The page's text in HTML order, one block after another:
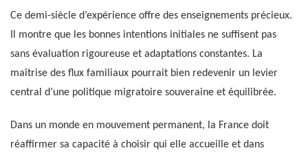
Ce demi-siècle d’expérience offre des enseignements précieux.
Il montre que les bonnes intentions initiales ne suffisent pas
sans évaluation rigoureuse et adaptations constantes. La
maîtrise des flux familiaux pourrait bien redevenir un levier
central d’une politique migratoire souveraine et équilibrée.
Dans un monde en mouvement permanent, la France doit
réaffirmer sa capacité à choisir qui elle accueille et dans